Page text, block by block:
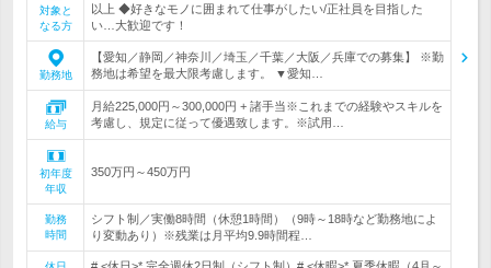
対象と
なる方
以上 ◆好きなモノに囲まれて仕事がしたい/正社員を目指した
い…大歓迎です！
勤務地
【愛知／静岡／神奈川／埼玉／千葉／大阪／兵庫での募集】 ※勤
務地は希望を最大限考慮します。 ▼愛知…
給与
月給225,000円～300,000円 + 諸手当※これまでの経験やスキルを
考慮し、規定に従って優遇致します。※試用…
初年度
年収
350万円～450万円
勤務
時間
シフト制／実働8時間（休憩1時間）（9時～18時など勤務地によ
り変動あり）※残業は月平均9.9時間程…